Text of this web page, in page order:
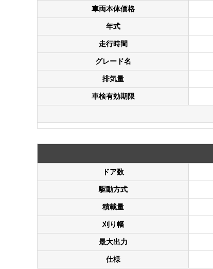
車両本体価格
年式
走行時間
グレード名
排気量
車検有効期限
ドア数
駆動方式
積載量
刈り幅
最大出力
仕様